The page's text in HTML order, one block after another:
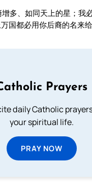
多、如同天上的星；我
国都必用你后裔的名来给
Prayers
daily Catholic
your spiritual life.
PRAY NOW